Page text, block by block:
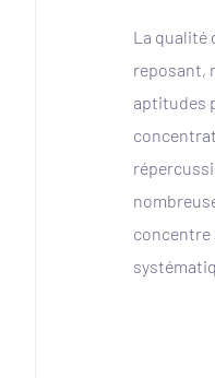
La qualité
reposant,
aptitudes
concentre